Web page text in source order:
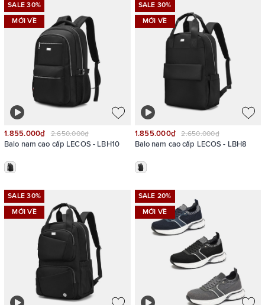
SALE 30%
MỚI VỀ
1.855.000₫ 2.650.000₫
Balo nam cao cấp LECOS - LBH10
SALE 30%
MỚI VỀ
1.855.000₫ 2.650.000₫
Balo nam cao cấp LECOS - LBH8
SALE 30%
MỚI VỀ
SALE 20%
MỚI VỀ